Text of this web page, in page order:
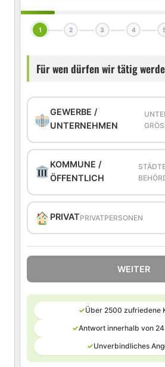
1 2 3 4
Für wen dürfen wir tätig
GEWERBE /
UNTERNEHMEN
KOMMUNE /
ÖFFENTLICH
PRIVATPRIVATPERSONEN
WEITER
✓Über 2500 zufriedene
✓Antwort innerhalb von
✓Unverbindliches